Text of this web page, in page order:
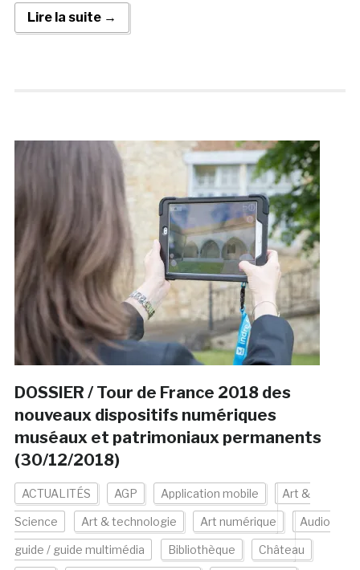
Lire la suite →
DOSSIER / Tour de France 2018 des
nouveaux dispositifs numériques
muséaux et patrimoniaux permanents
(30/12/2018)
ACTUALITÉS AGP Application mobile Art &
Science Art & technologie Art numérique Audio
guide / guide multimédia Bibliothèque Château